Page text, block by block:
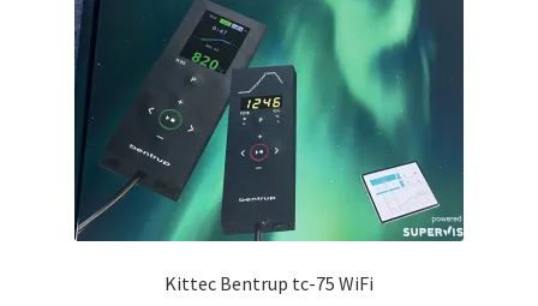
Kittec Bentrup tc-75 WiFi